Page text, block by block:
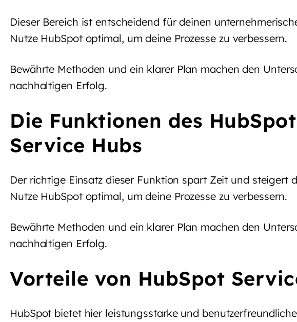
Dieser Bereich ist entscheidend für deinen
Nutze HubSpot optimal, um deine Prozesse zu verbessern.
Bewährte Methoden und ein klarer Plan machen den
nachhaltigen Erfolg.
Die Funktionen des HubSpot
Service Hubs
Der richtige Einsatz dieser Funktion spart Zeit und steigert
Nutze HubSpot optimal, um deine Prozesse zu verbessern.
Bewährte Methoden und ein klarer Plan machen den
nachhaltigen Erfolg.
Vorteile von HubSpot
HubSpot bietet hier leistungsstarke und